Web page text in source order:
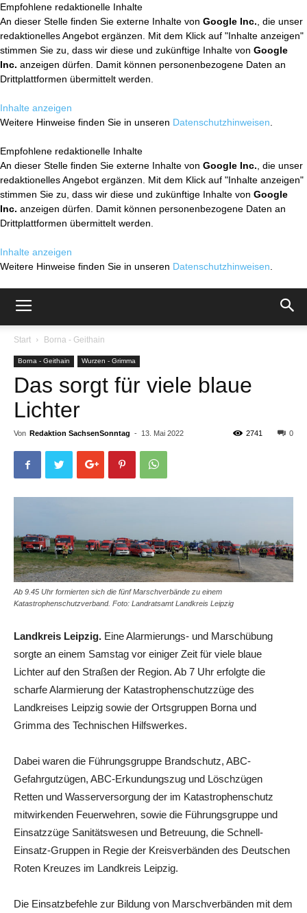
Empfohlene redaktionelle Inhalte
An dieser Stelle finden Sie externe Inhalte von Google Inc. , die unser
redaktionelles Angebot ergänzen. Mit dem Klick auf "Inhalte anzeigen"
stimmen Sie zu, dass wir diese und zukünftige Inhalte von Google
Inc. anzeigen dürfen. Damit können personenbezogene Daten an
Drittplattformen übermittelt werden.
Inhalte anzeigen
Weitere Hinweise finden Sie in unseren Datenschutzhinweisen
Empfohlene redaktionelle Inhalte
An dieser Stelle finden Sie externe Inhalte von Google Inc. , die unser
redaktionelles Angebot ergänzen. Mit dem Klick auf "Inhalte anzeigen"
stimmen Sie zu, dass wir diese und zukünftige Inhalte von Google
Inc. anzeigen dürfen. Damit können personenbezogene Daten an
Drittplattformen übermittelt werden.
Inhalte anzeigen
Weitere Hinweise finden Sie in unseren Datenschutzhinweisen
Start Borna - Geithain
Borna - Geithain Wurzen - Grimma
Das sorgt für viele blaue
Lichter
Von Redaktion SachsenSonntag - 13. Mai 2022 0
2741
Ab 9.45 Uhr formierten sich die fünf Marschverbände zu einem
Katastrophenschutzverband. Foto: Landratsamt Landkreis Leipzig
Landkreis Leipzig. Eine Alarmierungs- und Marschübung
sorgte an einem Samstag vor einiger Zeit für viele blaue
Lichter auf den Straßen der Region. Ab 7 Uhr erfolgte die
scharfe Alarmierung der Katastrophenschutzzüge des
Landkreises Leipzig sowie der Ortsgruppen Borna und
Grimma des Technischen Hilfswerkes.
Dabei waren die Führungsgruppe Brandschutz, ABC-
Gefahrgutzügen, ABC-Erkundungszug und Löschzügen
Retten und Wasserversorgung der im Katastrophenschutz
mitwirkenden Feuerwehren, sowie die Führungsgruppe und
Einsatzzüge Sanitätswesen und Betreuung, die Schnell-
Einsatz-Gruppen in Regie der Kreisverbänden des Deutschen
Roten Kreuzes im Landkreis Leipzig.
Die Einsatzbefehle zur Bildung von Marschverbänden mit dem